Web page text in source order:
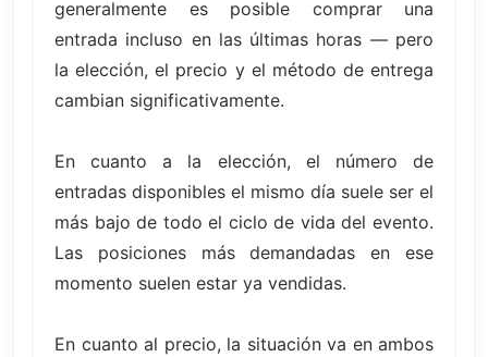
generalmente es posible comprar una
entrada incluso en las últimas horas — pero
la elección, el precio y el método de entrega
cambian significativamente.
En cuanto a la elección, el número de
entradas disponibles el mismo día suele ser el
más bajo de todo el ciclo de vida del evento.
Las posiciones más demandadas en ese
momento suelen estar ya vendidas.
En cuanto al precio, la situación va en ambos